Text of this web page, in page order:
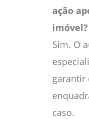
ação
imóvel?
Sim. O
garantir
caso.